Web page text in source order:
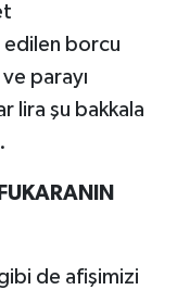
edilen borcu
parayı
lira şu bakkala
de afişimizi